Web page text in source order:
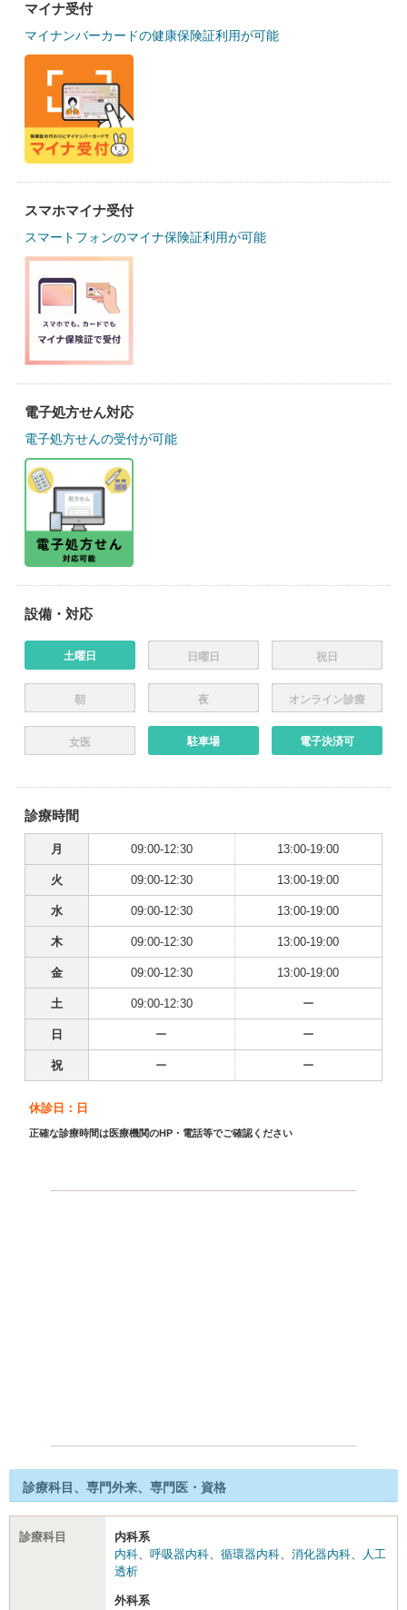
マイナ受付
マイナンバーカードの健康保険証利用が可能
スマホマイナ受付
スマートフォンのマイナ保険証利用が可能
電子処方せん対応
電子処方せんの受付が可能
設備・対応
土曜日 日曜日 祝日
朝 夜 オンライン診療
女医 駐車場 電子決済可
診療時間
月 09:00-12:30 13:00-19:00
火 09:00-12:30 13:00-19:00
水 09:00-12:30 13:00-19:00
木 09:00-12:30 13:00-19:00
金 09:00-12:30 13:00-19:00
土 09:00-12:30 ー
日 ー ー
祝 ー ー
休診日：日
正確な診療時間は医療機関のHP・電話等でご確認ください
診療科目、専門外来、専門医・資格
診療科目
内科系
内科
呼吸器内科 循環器内科 消化器内科
人工
透析
外科系